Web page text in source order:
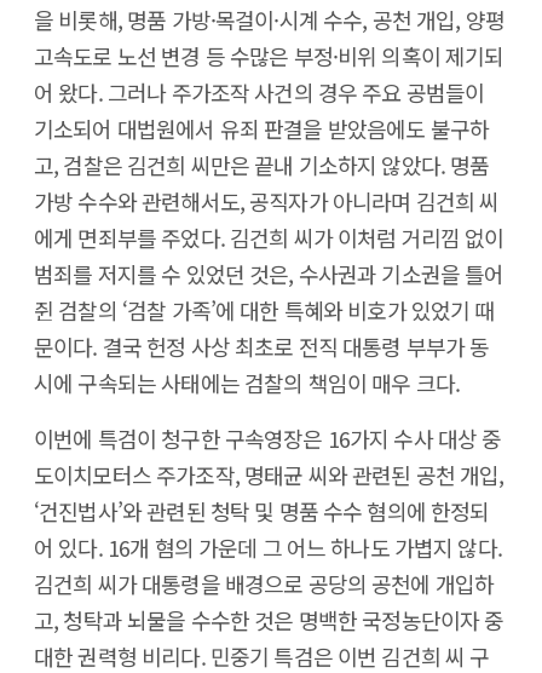
을 비롯해, 명품 가방·목걸이·시계 수수, 공천 개입, 양평
고속도로 노선 변경 등 수많은 부정·비위 의혹이 제기되
어 왔다. 그러나 주가조작 사건의 경우 주요 공범들이
기소되어 대법원에서 유죄 판결을 받았음에도 불구하
고, 검찰은 김건희 씨만은 끝내 기소하지 않았다. 명품
가방 수수와 관련해서도, 공직자가 아니라며 김건희 씨
에게 면죄부를 주었다. 김건희 씨가 이처럼 거리낌 없이
범죄를 저지를 수 있었던 것은, 수사권과 기소권을 틀어
쥔 검찰의 ‘검찰 가족’에 대한 특혜와 비호가 있었기 때
문이다. 결국 헌정 사상 최초로 전직 대통령 부부가 동
시에 구속되는 사태에는 검찰의 책임이 매우 크다.
이번에 특검이 청구한 구속영장은 16가지 수사 대상 중
도이치모터스 주가조작, 명태균 씨와 관련된 공천 개입,
‘건진법사’와 관련된 청탁 및 명품 수수 혐의에 한정되
어 있다. 16개 혐의 가운데 그 어느 하나도 가볍지 않다.
김건희 씨가 대통령을 배경으로 공당의 공천에 개입하
고, 청탁과 뇌물을 수수한 것은 명백한 국정농단이자 중
대한 권력형 비리다. 민중기 특검은 이번 김건희 씨 구